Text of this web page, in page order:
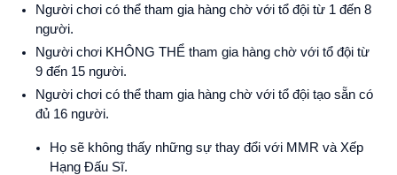
Người chơi có thể tham gia hàng chờ với tổ đội từ 1 đến 8
người.
Người chơi KHÔNG THỂ tham gia hàng chờ với tổ đội từ
9 đến 15 người.
Người chơi có thể tham gia hàng chờ với tổ đội tạo sẵn có
đủ 16 người.
Họ sẽ không thấy những sự thay đổi với MMR và Xếp
Hạng Đấu Sĩ.